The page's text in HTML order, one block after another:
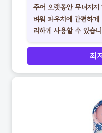
주어 오랫동안 무너지
벼워 파우치에 간편하게
리하게 사용할 수 있습
최